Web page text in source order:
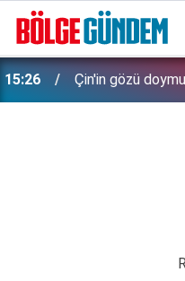
15:26 Çin'in gözü